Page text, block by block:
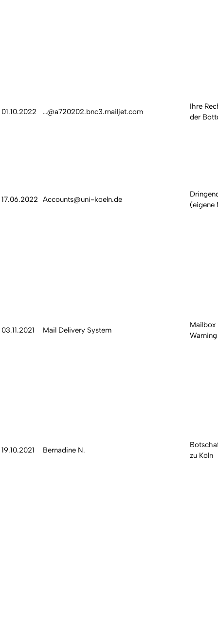
01.10.2022 …@a720202.bnc3.mailjet.com
Ihre
der
17.06.2022 Accounts@uni-koeln.de
(eigene
03.11.2021 Mail Delivery System
Mailbox
19.10.2021 Bernadine N.
zu Köln